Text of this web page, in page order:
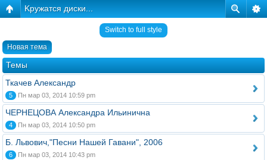
Kружатся диски...
Switch to full style
Новая тема
Темы
Ткачев Александр
5 Пн мар 03, 2014 10:59 pm
ЧЕРНЕЦОВА Александра Ильинична
4 Пн мар 03, 2014 10:50 pm
Б. Львович,"Песни Нашей Гавани", 2006
6 Пн мар 03, 2014 10:43 pm